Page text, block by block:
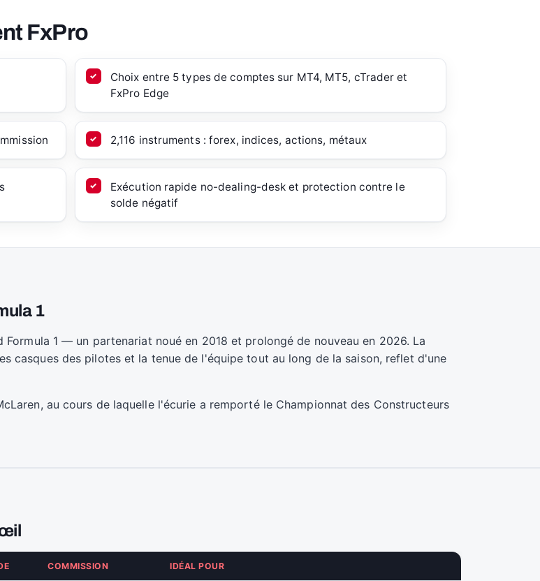
FxPro
Choix entre 5 types de comptes sur MT4, MT5, cTrader et
FxPro Edge
2,116 instruments : forex, indices, actions, métaux
Exécution rapide no-dealing-desk et protection contre le
solde négatif
1
1 — un partenariat noué en 2018 et prolongé de nouveau en 2026. La
casques des pilotes et la tenue de l'équipe tout au long de la saison, reflet d'une
au cours de laquelle l'écurie a remporté le Championnat des Constructeurs
COMMISSION IDÉAL POUR